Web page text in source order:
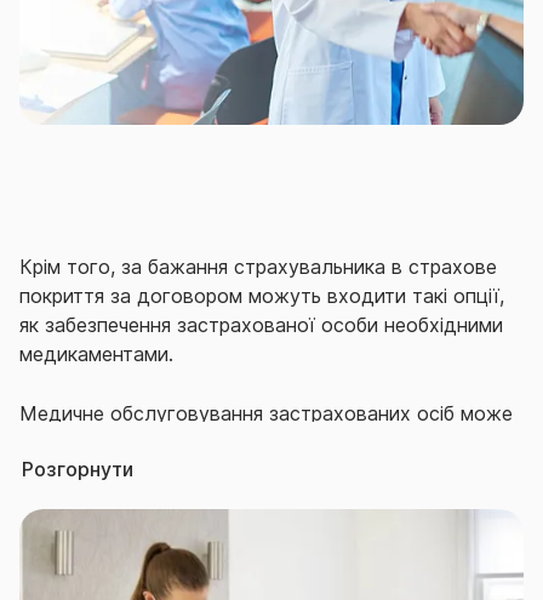
Крім того, за бажання страхувальника в страхове
покриття за договором можуть входити такі опції,
як забезпечення застрахованої особи необхідними
медикаментами.
Медичне обслуговування застрахованих осіб може
профілактичних установах і амбулаторіях сімейного
закладах, що працюють у відповідності до
прийнятих світових стандартів.
Розгорнути